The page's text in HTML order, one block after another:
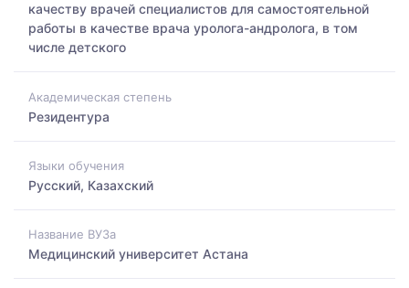
качеству врачей специалистов для самостоятельной
работы в качестве врача уролога-андролога, в том
числе детского
Академическая степень
Резидентура
Языки обучения
Русский, Казахский
Название ВУЗа
Медицинский университет Астана